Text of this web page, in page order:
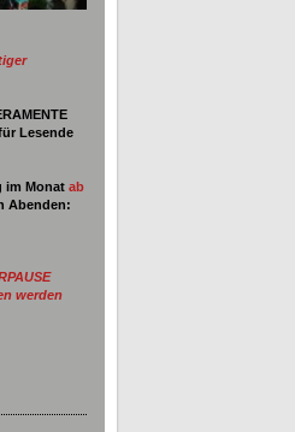
Lesende
im Monat ab
Abenden:
werden